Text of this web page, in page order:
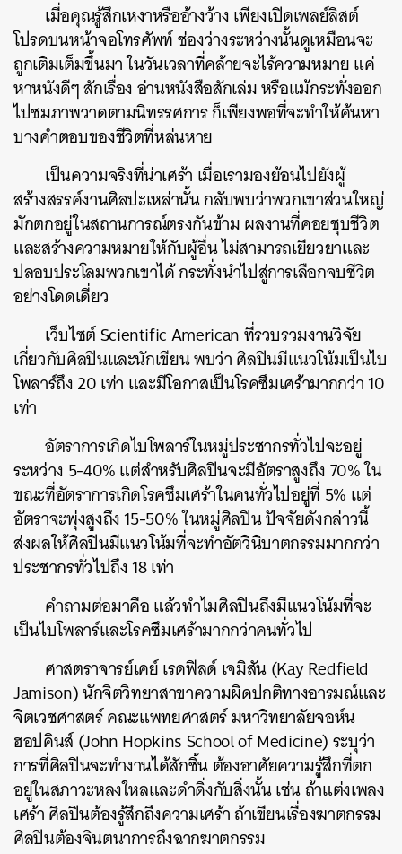
เมื่อคุณรู้สึกเหงาหรืออ้างว้าง เพียงเปิดเพลย์ลิสต์
โปรดบนหน้าจอโทรศัพท์ ช่องว่างระหว่างนั้นดูเหมือนจะ
ถูกเติมเต็มขึ้นมา ในวันเวลาที่คล้ายจะไร้ความหมาย แค่
หาหนังดีๆ สักเรื่อง อ่านหนังสือสักเล่ม หรือแม้กระทั่งออก
ไปชมภาพวาดตามนิทรรศการ ก็เพียงพอที่จะทำให้ค้นหา
บางคำตอบของชีวิตที่หล่นหาย
เป็นความจริงที่น่าเศร้า เมื่อเรามองย้อนไปยังผู้
สร้างสรรค์งานศิลปะเหล่านั้น กลับพบว่าพวกเขาส่วนใหญ่
มักตกอยู่ในสถานการณ์ตรงกันข้าม ผลงานที่คอยชุบชีวิต
และสร้างความหมายให้กับผู้อื่น ไม่สามารถเยียวยาและ
ปลอบประโลมพวกเขาได้ กระทั่งนำไปสู่การเลือกจบชีวิต
อย่างโดดเดี่ยว
เว็บไซต์ Scientific American ที่รวบรวมงานวิจัย
เกี่ยวกับศิลปินและนักเขียนพบว่า ศิลปินมีแนวโน้มเป็นไบ
โพลาร์ถึง 20 เท่า และมีโอกาสเป็นโรคซึมเศร้ามากกว่า 10
เท่า
อัตราการเกิดไบโพลาร์ในหมู่ประชากรทั่วไปจะอยู่
ระหว่าง 5-40% แต่สำหรับศิลปินจะมีอัตราสูงถึง 70% ใน
ขณะที่อัตราการเกิดโรคซึมเศร้าในคนทั่วไปอยู่ที่ 5% แต่
อัตราจะพุ่งสูงถึง 15-50% ในหมู่ศิลปิน ปัจจัยดังกล่าวนี้
ส่งผลให้ศิลปินมีแนวโน้มที่จะทำอัตวินิบาตกรรมมากกว่า
ประชากรทั่วไปถึง 18 เท่า
คำถามต่อมาคือ แล้วทำไมศิลปินถึงมีแนวโน้มที่จะ
เป็นไบโพลาร์และโรคซึมเศร้ามากกว่าคนทั่วไป
ศาสตราจารย์เคย์ เรดฟิลด์ เจมิสัน (Kay Redfield
Jamison) นักจิตวิทยาสาขาความผิดปกติทางอารมณ์และ
จิตเวชศาสตร์ คณะแพทยศาสตร์ มหาวิทยาลัยจอห์น
ฮอปคินส์ (John Hopkins School of Medicine) ระบุว่า
การที่ศิลปินจะทำงานได้สักชิ้น ต้องอาศัยความรู้สึกที่ตก
อยู่ในสภาวะหลงใหลและดำดิ่งกับสิ่งนั้น เช่น ถ้าแต่งเพลง
เศร้า ศิลปินต้องรู้สึกถึงความเศร้า ถ้าเขียนเรื่องฆาตกรรม
ศิลปินต้องจินตนาการถึงฉากฆาตกรรม